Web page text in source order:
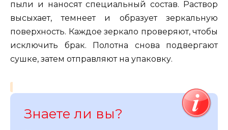
пыли и наносят специальный состав. Раствор
высыхает, темнеет и образует зеркальную
поверхность. Каждое зеркало проверяют, чтобы
исключить брак. Полотна снова подвергают
сушке, затем отправляют на упаковку.
Знаете ли вы?